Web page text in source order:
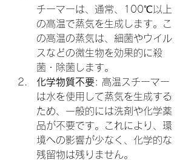
チーマーは、通常、100℃以上
の高温で蒸気を生成します。こ
の高温の蒸気は、細菌やウイル
スなどの微生物を効果的に殺
菌・除菌します。
化学物質不要: 高温スチーマー
は水を使用して蒸気を生成する
ため、一般的には洗剤や化学薬
品が不要です。これにより、環
境への影響が少なく、化学的な
残留物は残りません。